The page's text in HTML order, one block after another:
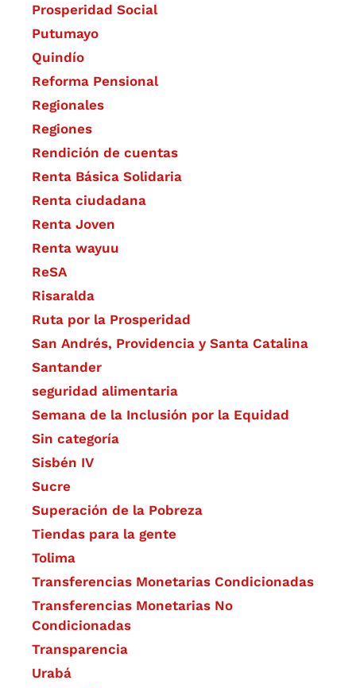
Prosperidad Social
Putumayo
Quindío
Reforma Pensional
Regionales
Regiones
Rendición de cuentas
Renta Básica Solidaria
Renta ciudadana
Renta Joven
Renta wayuu
ReSA
Risaralda
Ruta por la Prosperidad
San Andrés, Providencia y Santa Catalina
Santander
seguridad alimentaria
Semana de la Inclusión por la Equidad
Sin categoría
Sisbén IV
Sucre
Superación de la Pobreza
Tiendas para la gente
Tolima
Transferencias Monetarias Condicionadas
Transferencias Monetarias No
Condicionadas
Transparencia
Urabá